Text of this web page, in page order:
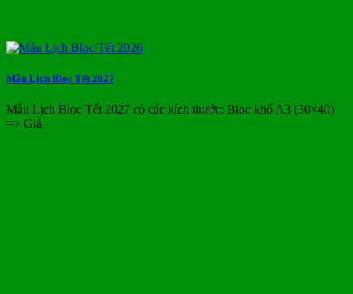
Mẫu Lịch Bloc Tết 2027
Mẫu Lịch Bloc Tết 2027 có các kích thước: Bloc khổ A3 (30×40)
=> Giá